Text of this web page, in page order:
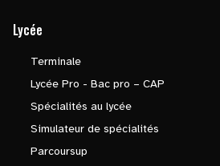
Lycée
Terminale
Lycée Pro - Bac pro – CAP
Spécialités au lycée
Simulateur de spécialités
Parcoursup